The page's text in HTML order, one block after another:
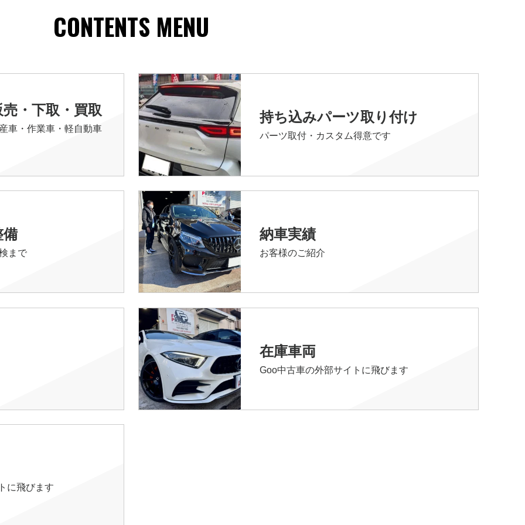
CONTENTS MENU
・下取・買取
車・作業車・軽自動車
持ち込みパーツ取り付け
パーツ取付・カスタム得意です
備
まで
納車実績
お客様のご紹介
在庫車両
Goo中古車の外部サイトに飛びます
に飛びます